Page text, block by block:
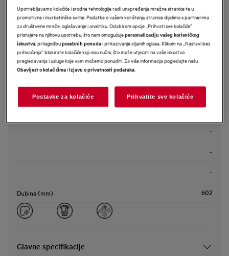
Sigurnosne upute i sigurnosna upozorenja prema EU regulativi
2023/988 navedeni su u poglavljima 1 i 2 korisničkog priručnika.
Za sigurno korištenje proizvoda pročitajte cijeli korisnički
priručnik.
Pronađite trgovinu
Značajka proizvoda
-
-
-
Dubina (mm) 602
Glavne specifikacije
Upotrebljavamo kolačiće i srodne tehnologije radi unapređenja mrežne stranice te u
promotivne i marketinške svrhe. Podatke o vašem korištenju stranice dijelimo s partnerima
za društvene mreže, oglašavanje i analitiku. Odabirom opcije „Prihvati sve kolačiće”
pristajete na njihovu upotrebu, što nam omogućujepersonalizaciju vašeg korisničkog
iskustva, prilagodbuposebnih ponudai prikazivanje ciljanih oglasa. Klikom na „Nastavi bez
prihvaćanja” blokirate kolačiće koji nisu nužni, što može utjecati na vaše iskustvo
pregledavanja i usluge koje vam možemo ponuditi. Za više informacija pogledajte našu
Obavijest o kolačićimaiIzjavu o privatnosti podataka.
Postavke za kolačiće Prihvatite sve kolačiće